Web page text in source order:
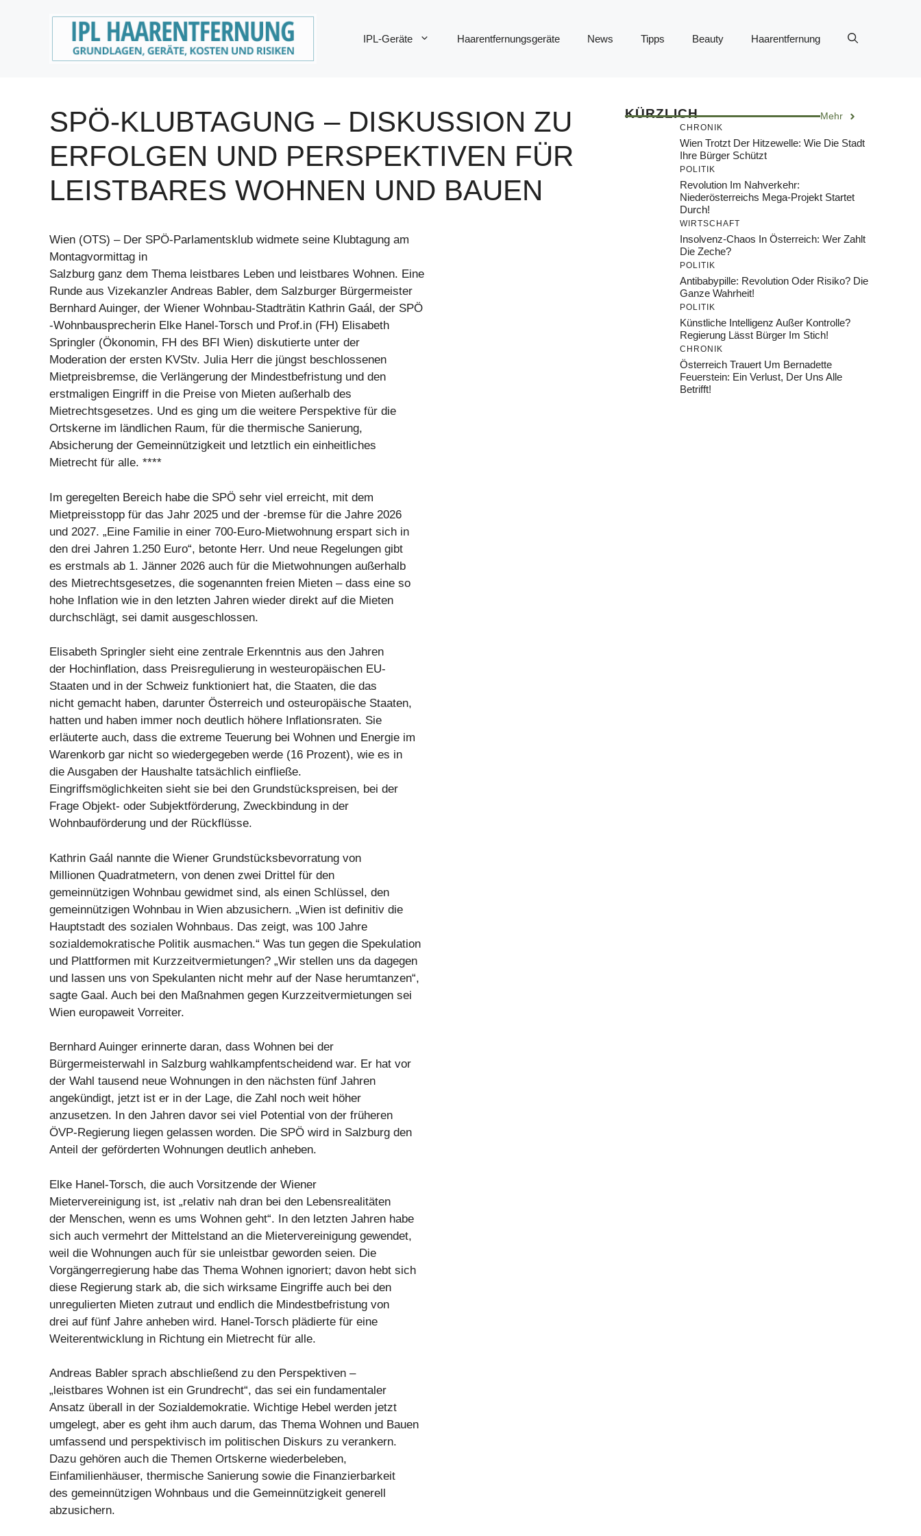
IPL-Geräte Haarentfernungsgeräte News Tipps Beauty Haarentfernung
SPÖ-KLUBTAGUNG – DISKUSSION ZU
ERFOLGEN UND PERSPEKTIVEN FÜR
LEISTBARES WOHNEN UND BAUEN
Wien (OTS) – Der SPÖ-Parlamentsklub widmete seine Klubtagung am
Montagvormittag in
Salzburg ganz dem Thema leistbares Leben und leistbares Wohnen. Eine
Runde aus Vizekanzler Andreas Babler, dem Salzburger Bürgermeister
Bernhard Auinger, der Wiener Wohnbau-Stadträtin Kathrin Gaál, der SPÖ
-Wohnbausprecherin Elke Hanel-Torsch und Prof.in (FH) Elisabeth
Springler (Ökonomin, FH des BFI Wien) diskutierte unter der
Moderation der ersten KVStv. Julia Herr die jüngst beschlossenen
Mietpreisbremse, die Verlängerung der Mindestbefristung und den
erstmaligen Eingriff in die Preise von Mieten außerhalb des
Mietrechtsgesetzes. Und es ging um die weitere Perspektive für die
Ortskerne im ländlichen Raum, für die thermische Sanierung,
Absicherung der Gemeinnützigkeit und letztlich ein einheitliches
Mietrecht für alle. ****
Im geregelten Bereich habe die SPÖ sehr viel erreicht, mit dem
Mietpreisstopp für das Jahr 2025 und der -bremse für die Jahre 2026
und 2027. „Eine Familie in einer 700-Euro-Mietwohnung erspart sich in
den drei Jahren 1.250 Euro“, betonte Herr. Und neue Regelungen gibt
es erstmals ab 1. Jänner 2026 auch für die Mietwohnungen außerhalb
des Mietrechtsgesetzes, die sogenannten freien Mieten – dass eine so
hohe Inflation wie in den letzten Jahren wieder direkt auf die Mieten
durchschlägt, sei damit ausgeschlossen.
Elisabeth Springler sieht eine zentrale Erkenntnis aus den Jahren
der Hochinflation, dass Preisregulierung in westeuropäischen EU-
Staaten und in der Schweiz funktioniert hat, die Staaten, die das
nicht gemacht haben, darunter Österreich und osteuropäische Staaten,
hatten und haben immer noch deutlich höhere Inflationsraten. Sie
erläuterte auch, dass die extreme Teuerung bei Wohnen und Energie im
Warenkorb gar nicht so wiedergegeben werde (16 Prozent), wie es in
die Ausgaben der Haushalte tatsächlich einfließe.
Eingriffsmöglichkeiten sieht sie bei den Grundstückspreisen, bei der
Frage Objekt- oder Subjektförderung, Zweckbindung in der
Wohnbauförderung und der Rückflüsse.
Kathrin Gaál nannte die Wiener Grundstücksbevorratung von
Millionen Quadratmetern, von denen zwei Drittel für den
gemeinnützigen Wohnbau gewidmet sind, als einen Schlüssel, den
gemeinnützigen Wohnbau in Wien abzusichern. „Wien ist definitiv die
Hauptstadt des sozialen Wohnbaus. Das zeigt, was 100 Jahre
sozialdemokratische Politik ausmachen.“ Was tun gegen die Spekulation
und Plattformen mit Kurzzeitvermietungen? „Wir stellen uns da dagegen
und lassen uns von Spekulanten nicht mehr auf der Nase herumtanzen“,
sagte Gaal. Auch bei den Maßnahmen gegen Kurzzeitvermietungen sei
Wien europaweit Vorreiter.
Bernhard Auinger erinnerte daran, dass Wohnen bei der
Bürgermeisterwahl in Salzburg wahlkampfentscheidend war. Er hat vor
der Wahl tausend neue Wohnungen in den nächsten fünf Jahren
angekündigt, jetzt ist er in der Lage, die Zahl noch weit höher
anzusetzen. In den Jahren davor sei viel Potential von der früheren
ÖVP-Regierung liegen gelassen worden. Die SPÖ wird in Salzburg den
Anteil der geförderten Wohnungen deutlich anheben.
Elke Hanel-Torsch, die auch Vorsitzende der Wiener
Mietervereinigung ist, ist „relativ nah dran bei den Lebensrealitäten
der Menschen, wenn es ums Wohnen geht“. In den letzten Jahren habe
sich auch vermehrt der Mittelstand an die Mietervereinigung gewendet,
weil die Wohnungen auch für sie unleistbar geworden seien. Die
Vorgängerregierung habe das Thema Wohnen ignoriert; davon hebt sich
diese Regierung stark ab, die sich wirksame Eingriffe auch bei den
unregulierten Mieten zutraut und endlich die Mindestbefristung von
drei auf fünf Jahre anheben wird. Hanel-Torsch plädierte für eine
Weiterentwicklung in Richtung ein Mietrecht für alle.
Andreas Babler sprach abschließend zu den Perspektiven –
„leistbares Wohnen ist ein Grundrecht“, das sei ein fundamentaler
Ansatz überall in der Sozialdemokratie. Wichtige Hebel werden jetzt
umgelegt, aber es geht ihm auch darum, das Thema Wohnen und Bauen
umfassend und perspektivisch im politischen Diskurs zu verankern.
Dazu gehören auch die Themen Ortskerne wiederbeleben,
Einfamilienhäuser, thermische Sanierung sowie die Finanzierbarkeit
des gemeinnützigen Wohnbaus und die Gemeinnützigkeit generell
abzusichern.
KÜRZLICH Mehr
CHRONIK
Wien Trotzt Der Hitzewelle: Wie Die Stadt
Ihre Bürger Schützt
POLITIK
Revolution Im Nahverkehr:
Niederösterreichs Mega-Projekt Startet
Durch!
WIRTSCHAFT
Insolvenz-Chaos In Österreich: Wer Zahlt
Die Zeche?
POLITIK
Antibabypille: Revolution Oder Risiko? Die
Ganze Wahrheit!
POLITIK
Künstliche Intelligenz Außer Kontrolle?
Regierung Lässt Bürger Im Stich!
CHRONIK
Österreich Trauert Um Bernadette
Feuerstein: Ein Verlust, Der Uns Alle
Betrifft!